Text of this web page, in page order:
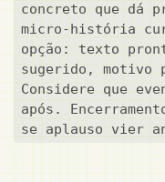
concreto que dá
micro-história
opção: texto
sugerido, motivo
Considere que
após.
se aplauso vier